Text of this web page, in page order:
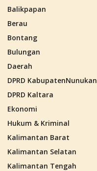
Balikpapan
Berau
Bontang
Bulungan
Daerah
DPRD KabupatenNunukan
DPRD Kaltara
Ekonomi
Hukum & Kriminal
Kalimantan Barat
Kalimantan Selatan
Kalimantan Tengah